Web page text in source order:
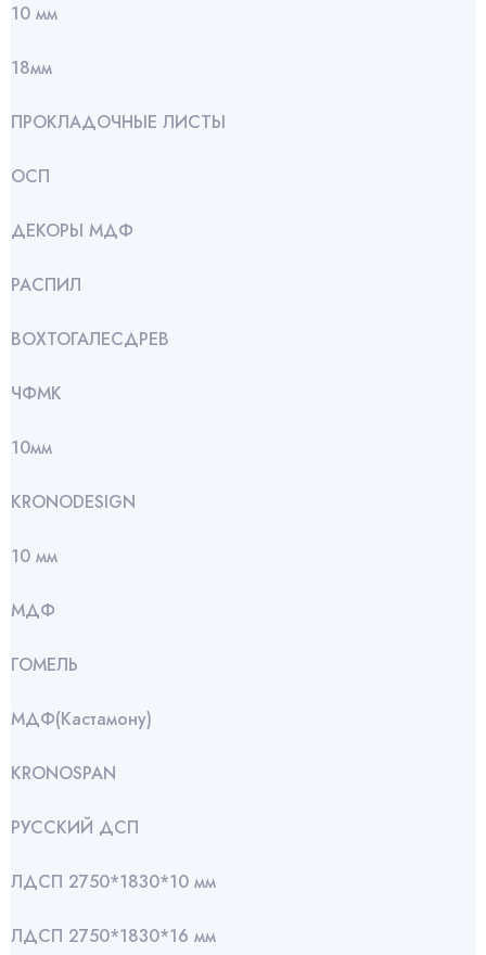
10 мм
18мм
ПРОКЛАДОЧНЫЕ ЛИСТЫ
ОСП
ДЕКОРЫ МДФ
РАСПИЛ
ВОХТОГАЛЕСДРЕВ
ЧФМК
10мм
KRONODESIGN
10 мм
МДФ
ГОМЕЛЬ
МДФ(Кастамону)
KRONOSPAN
РУССКИЙ ДСП
ЛДСП 2750*1830*10 мм
ЛДСП 2750*1830*16 мм